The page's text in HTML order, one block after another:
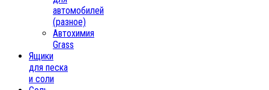
автомобилей
(разное)
Автохимия
Grass
Ящики
для песка
и соли